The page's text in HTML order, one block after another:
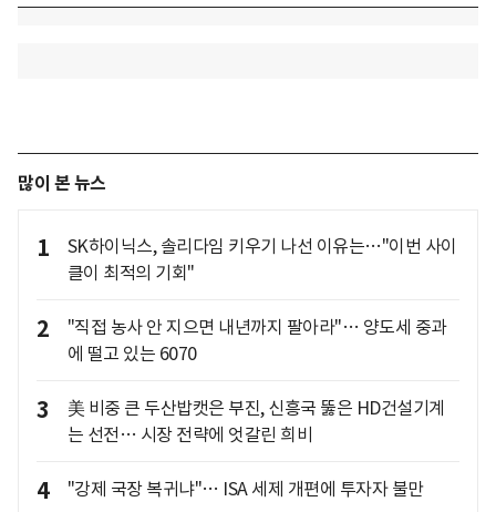
많이 본 뉴스
1
SK하이닉스, 솔리다임 키우기 나선 이유는…"이번 사이
클이 최적의 기회"
2
"직접 농사 안 지으면 내년까지 팔아라"… 양도세 중과
에 떨고 있는 6070
3
美 비중 큰 두산밥캣은 부진, 신흥국 뚫은 HD건설기계
는 선전… 시장 전략에 엇갈린 희비
4 "강제 국장 복귀냐"… ISA 세제 개편에 투자자 불만